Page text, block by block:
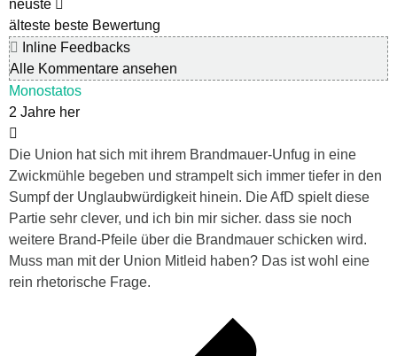
neuste
älteste beste Bewertung
Inline Feedbacks
Alle Kommentare ansehen
Monostatos
2 Jahre her
Die Union hat sich mit ihrem Brandmauer-Unfug in eine
Zwickmühle begeben und strampelt sich immer tiefer in den
Sumpf der Unglaubwürdigkeit hinein. Die AfD spielt diese
Partie sehr clever, und ich bin mir sicher. dass sie noch
weitere Brand-Pfeile über die Brandmauer schicken wird.
Muss man mit der Union Mitleid haben? Das ist wohl eine
rein rhetorische Frage.